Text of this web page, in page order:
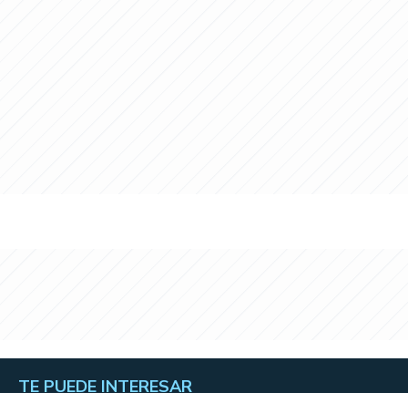
TE PUEDE INTERESAR